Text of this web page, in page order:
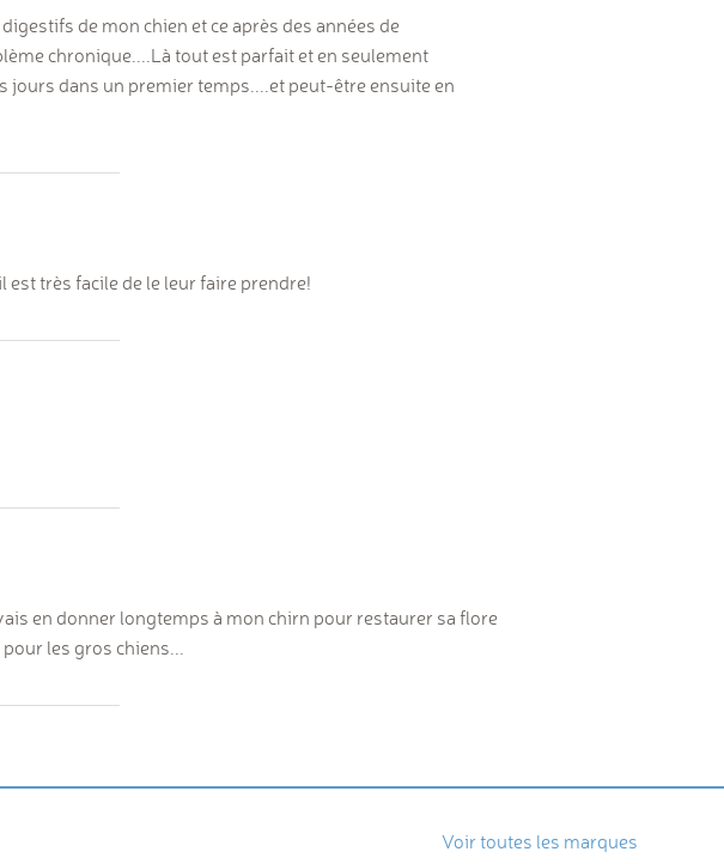
de mon chien et ce après des années de
chronique....Là tout est parfait et en seulement
jours dans un premier temps....et peut-être ensuite en
est très facile de le leur faire prendre!
en donner longtemps à mon chirn pour restaurer sa flore
les gros chiens...
Voir toutes les marques